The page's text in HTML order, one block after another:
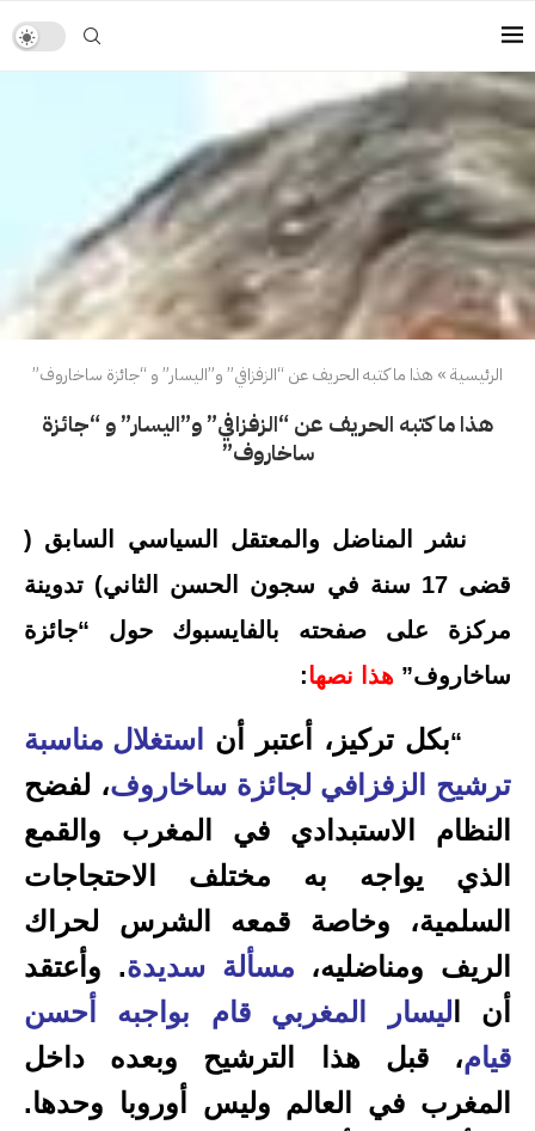
الرئيسية» هذا ما كتبه الحريف عن “الزفزافي” و”اليسار” و “جائزة ساخاروف”
هذا ما كتبه الحريف عن “الزفزافي” و”اليسار” و “جائزة
ساخاروف”
نشر المناضل والمعتقل السياسي السابق (
قضى 17 سنة في سجون الحسن الثاني) تدوينة
مركزة على صفحته بالفايسبوك حول “جائزة
ساخاروف” هذا نصها:
“بكل تركيز، أعتبر أن
استغلال مناسبة
ترشيح الزفزافي لجائزة ساخاروف، لفضح
النظام الاستبدادي في المغرب والقمع
الذي يواجه به مختلف الاحتجاجات
السلمية، وخاصة قمعه الشرس لحراك
الريف ومناضليه، مسألة سديدة. وأعتقد
أن ا ليسار المغربي قام بواجبه أحسن
قيام، قبل هذا الترشيح وبعده داخل
المغرب في العالم وليس أوروبا وحدها.